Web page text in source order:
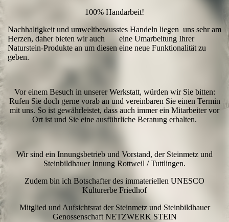
100% Handarbeit!
Nachhaltigkeit und umweltbewusstes Handeln liegen uns sehr am
Herzen, daher bieten wir auch eine Umarbeitung Ihrer
Naturstein-Produkte an um diesen eine neue Funktionalität zu
geben.
Vor einem Besuch in unserer Werkstatt, würden wir Sie bitten:
Rufen Sie doch gerne vorab an und vereinbaren Sie einen Termin
mit uns. So ist gewährleistet, dass auch immer ein Mitarbeiter vor
Ort ist und Sie eine ausführliche Beratung erhalten.
Wir sind ein Innungsbetrieb und Vorstand, der Steinmetz und
Steinbildhauer Innung Rottweil / Tuttlingen.
Zudem bin ich Botschafter des immateriellen UNESCO
Kulturerbe Friedhof
Mitglied und Aufsichtsrat der Steinmetz und Steinbildhauer
Genossenschaft NETZWERK STEIN